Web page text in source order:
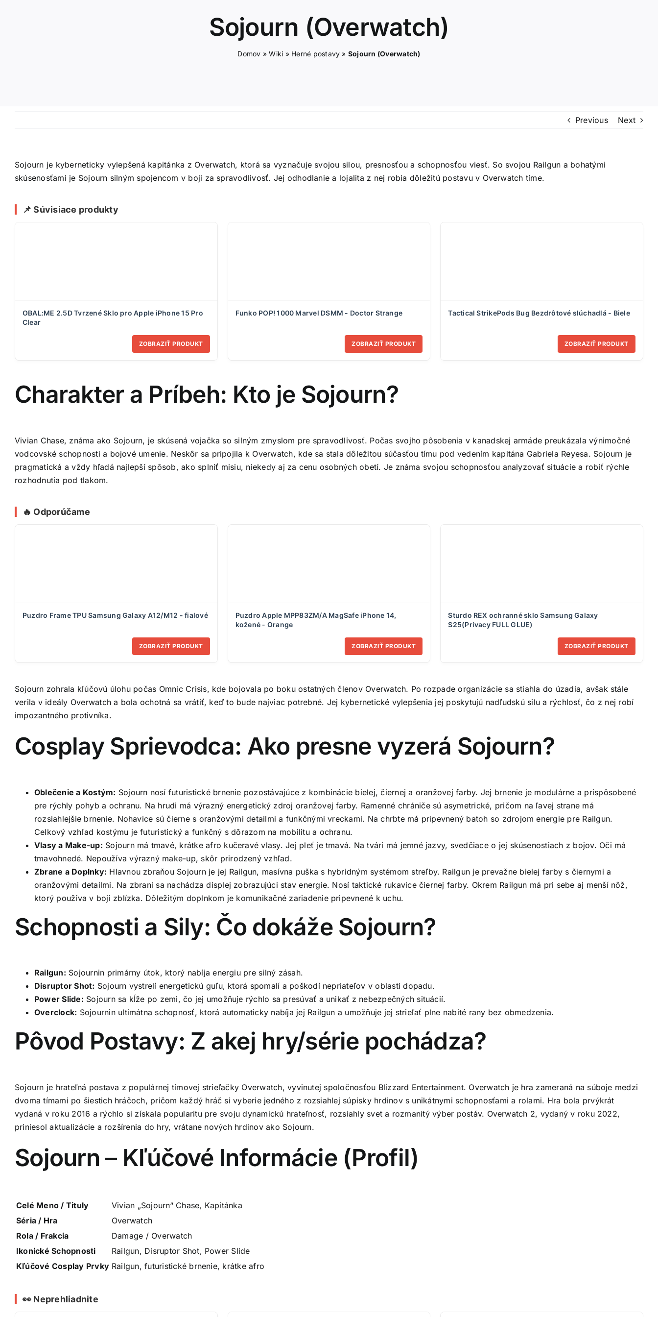
Sojourn (Overwatch)
Domov »Wiki » Herné postavy » Sojourn (Overwatch)
Previous Next
Sojourn je kyberneticky vylepšená kapitánka z Overwatch, ktorá sa vyznačuje svojou silou, presnosťou a schopnosťou viesť. So svojou Railgun a bohatými
skúsenosťami je Sojourn silným spojencom v boji za spravodlivosť. Jej odhodlanie a lojalita z nej robia dôležitú postavu v Overwatch tíme.
📌 Súvisiace produkty
OBAL:ME 2.5D Tvrzené Sklo pro Apple iPhone 15 Pro
Clear
ZOBRAZIŤ PRODUKT
Funko POP! 1000 Marvel DSMM - Doctor Strange
ZOBRAZIŤ PRODUKT
Tactical StrikePods Bug Bezdrôtové slúchadlá - Biele
ZOBRAZIŤ PRODUKT
Charakter a Príbeh: Kto je Sojourn?
Vivian Chase, známa ako Sojourn, je skúsená vojačka so silným zmyslom pre spravodlivosť. Počas svojho pôsobenia v kanadskej armáde preukázala výnimočné
vodcovské schopnosti a bojové umenie. Neskôr sa pripojila k Overwatch, kde sa stala dôležitou súčasťou tímu pod vedením kapitána Gabriela Reyesa. Sojourn je
pragmatická a vždy hľadá najlepší spôsob, ako splniť misiu, niekedy aj za cenu osobných obetí. Je známa svojou schopnosťou analyzovať situácie a robiť rýchle
rozhodnutia pod tlakom.
🔥 Odporúčame
Puzdro Frame TPU Samsung Galaxy A12/M12 - fialové
ZOBRAZIŤ PRODUKT
Puzdro Apple MPP83ZM/A MagSafe iPhone 14,
kožené - Orange
ZOBRAZIŤ PRODUKT
Sturdo REX ochranné sklo Samsung Galaxy
S25(Privacy FULL GLUE)
ZOBRAZIŤ PRODUKT
Sojourn zohrala kľúčovú úlohu počas Omnic Crisis, kde bojovala po boku ostatných členov Overwatch. Po rozpade organizácie sa stiahla do úzadia, avšak stále
verila v ideály Overwatch a bola ochotná sa vrátiť, keď to bude najviac potrebné. Jej kybernetické vylepšenia jej poskytujú nadľudskú silu a rýchlosť, čo z nej robí
impozantného protivníka.
Cosplay Sprievodca: Ako presne vyzerá Sojourn?
Oblečenie a Kostým: Sojourn nosí futuristické brnenie pozostávajúce z kombinácie bielej, čiernej a oranžovej farby. Jej brnenie je modulárne a prispôsobené
pre rýchly pohyb a ochranu. Na hrudi má výrazný energetický zdroj oranžovej farby. Ramenné chrániče sú asymetrické, pričom na ľavej strane má
rozsiahlejšie brnenie. Nohavice sú čierne s oranžovými detailmi a funkčnými vreckami. Na chrbte má pripevnený batoh so zdrojom energie pre Railgun.
Celkový vzhľad kostýmu je futuristický a funkčný s dôrazom na mobilitu a ochranu.
Vlasy a Make-up: Sojourn má tmavé, krátke afro kučeravé vlasy. Jej pleť je tmavá. Na tvári má jemné jazvy, svedčiace o jej skúsenostiach z bojov. Oči má
tmavohnedé. Nepoužíva výrazný make-up, skôr prirodzený vzhľad.
Zbrane a Doplnky: Hlavnou zbraňou Sojourn je jej Railgun, masívna puška s hybridným systémom streľby. Railgun je prevažne bielej farby s čiernymi a
oranžovými detailmi. Na zbrani sa nachádza displej zobrazujúci stav energie. Nosí taktické rukavice čiernej farby. Okrem Railgun má pri sebe aj menší nôž,
ktorý používa v boji zblízka. Dôležitým doplnkom je komunikačné zariadenie pripevnené k uchu.
Schopnosti a Sily: Čo dokáže Sojourn?
Railgun: Sojournin primárny útok, ktorý nabíja energiu pre silný zásah.
Disruptor Shot: Sojourn vystrelí energetickú guľu, ktorá spomalí a poškodí nepriateľov v oblasti dopadu.
Power Slide: Sojourn sa kĺže po zemi, čo jej umožňuje rýchlo sa presúvať a unikať z nebezpečných situácií.
Overclock: Sojournin ultimátna schopnosť, ktorá automaticky nabíja jej Railgun a umožňuje jej strieľať plne nabité rany bez obmedzenia.
Pôvod Postavy: Z akej hry/série pochádza?
Sojourn je hrateľná postava z populárnej tímovej strieľačky Overwatch, vyvinutej spoločnosťou Blizzard Entertainment. Overwatch je hra zameraná na súboje medzi
dvoma tímami po šiestich hráčoch, pričom každý hráč si vyberie jedného z rozsiahlej súpisky hrdinov s unikátnymi schopnosťami a rolami. Hra bola prvýkrát
vydaná v roku 2016 a rýchlo si získala popularitu pre svoju dynamickú hrateľnosť, rozsiahly svet a rozmanitý výber postáv. Overwatch 2, vydaný v roku 2022,
priniesol aktualizácie a rozšírenia do hry, vrátane nových hrdinov ako Sojourn.
Sojourn – Kľúčové Informácie (Profil)
Celé Meno / Tituly
Vivian „Sojourn“ Chase, Kapitánka
Séria / Hra
Overwatch
Rola / Frakcia
Damage / Overwatch
Ikonické Schopnosti
Railgun, Disruptor Shot, Power Slide
Kľúčové Cosplay Prvky Railgun, futuristické brnenie, krátke afro
👀 Neprehliadnite